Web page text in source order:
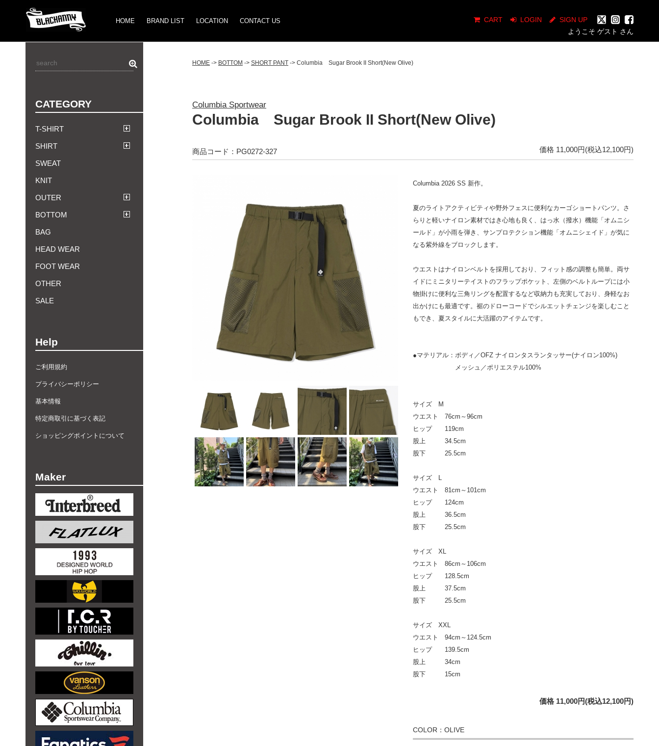
HOME BRAND LIST LOCATION CONTACT US SIGN UP
LOGIN
CART
ようこそ ゲスト さん
CATEGORY
T-SHIRT
SHIRT
SWEAT
KNIT
OUTER
BOTTOM
BAG
HEAD WEAR
FOOT WEAR
OTHER
SALE
Help
ご利用規約
プライバシーポリシー
基本情報
特定商取引に基づく表記
ショッピングポイントについて
Maker
HOME -> BOTTOM -> SHORT PANT -> Columbia Sugar Brook II Short(New Olive)
Columbia Sportwear
Columbia Sugar Brook II Short(New Olive)
価格 11,000円(税込12,100円)
商品コード：PG0272-327
Columbia 2026 SS 新作。
夏のライトアクティビティや野外フェスに便利なカーゴショートパンツ。さ
らりと軽いナイロン素材ではき心地も良く、はっ水（撥水）機能「オムニシ
ールド」が小雨を弾き、サンプロテクション機能「オムニシェイド」が気に
なる紫外線をブロックします。
ウエストはナイロンベルトを採用しており、フィット感の調整も簡単。両サ
イドにミニタリーテイストのフラップポケット、左側のベルトループには小
物掛けに便利な三角リングを配置するなど収納力も充実しており、身軽なお
出かけにも最適です。裾のドローコードでシルエットチェンジを楽しむこと
もでき、夏スタイルに大活躍のアイテムです。
●マテリアル：ボディ／OFZ ナイロンタスランタッサー(ナイロン100%)
メッシュ／ポリエステル100%
サイズ M
ウエスト 76cm～96cm
ヒップ 119cm
股上 34.5cm
股下 25.5cm
サイズ L
ウエスト 81cm～101cm
ヒップ 124cm
股上 36.5cm
股下 25.5cm
サイズ XL
ウエスト 86cm～106cm
ヒップ 128.5cm
股上 37.5cm
股下 25.5cm
サイズ XXL
ウエスト 94cm～124.5cm
ヒップ 139.5cm
股上 34cm
股下 15cm
価格 11,000円(税込12,100円)
COLOR：OLIVE